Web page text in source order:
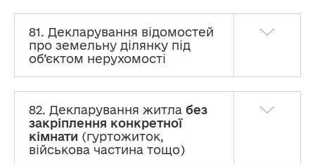
81. Декларування відомостей
про земельну ділянку під
об’єктом нерухомості
82. Декларування житла без
закріплення конкретної
кімнати (гуртожиток,
військова частина тощо)